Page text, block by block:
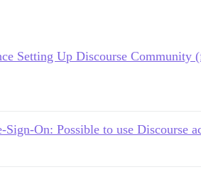
Setting Up Discourse Community
Sign-On: Possible to use Discourse